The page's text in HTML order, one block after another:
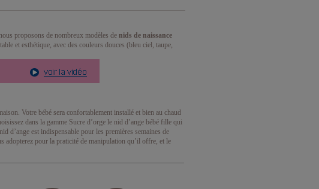
proposons de nombreux modèles de nids de naissance
et esthétique, avec des couleurs douces (bleu ciel, taupe,
Votre bébé sera confortablement installé et bien au chaud
dans la gamme Sucre d’orge le nid d’ange bébé fille qui
d’ange est indispensable pour les premières semaines de
adopterez pour la praticité de manipulation qu’il offre, et le